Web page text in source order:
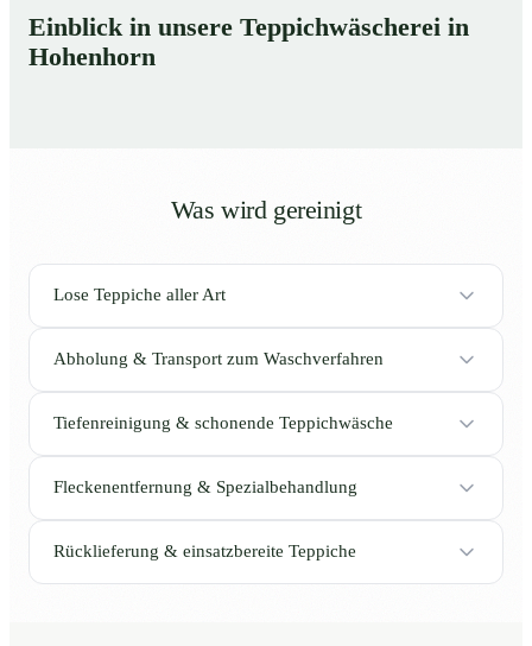
Einblick in unsere Teppichwäscherei in
Hohenhorn
Was wird gereinigt
Lose Teppiche aller Art
Abholung & Transport zum Waschverfahren
Tiefenreinigung & schonende Teppichwäsche
Fleckenentfernung & Spezialbehandlung
Rücklieferung & einsatzbereite Teppiche